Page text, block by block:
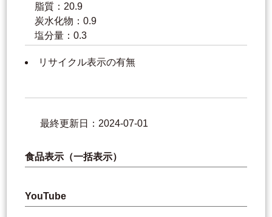
脂質：20.9
炭水化物：0.9
塩分量：0.3
リサイクル表示の有無
最終更新日：2024-07-01
食品表示（一括表示）
YouTube